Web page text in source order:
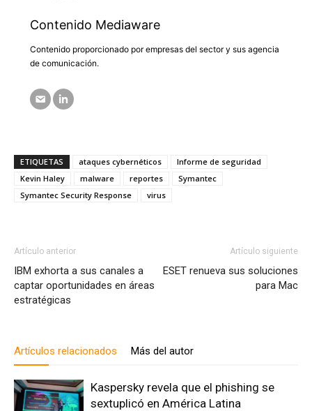
Contenido Mediaware
Contenido proporcionado por empresas del sector y sus agencia
de comunicación.
ETIQUETAS ataques cybernéticos
Informe de seguridad
Kevin Haley
malware reportes
Symantec
Symantec Security Response
virus
Artículo anterior
IBM exhorta a sus canales a
captar oportunidades en áreas
estratégicas
Artículo siguiente
ESET renueva sus soluciones
para Mac
Artículos relacionados Más del autor
Kaspersky revela que el phishing se
sextuplicó en América Latina